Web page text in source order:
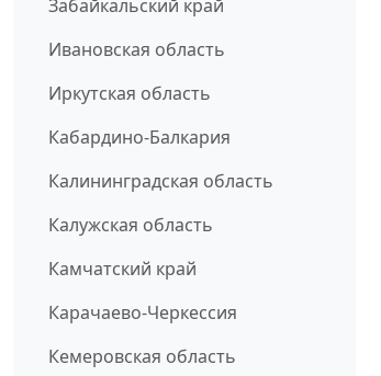
Забайкальский край
Ивановская область
Иркутская область
Кабардино-Балкария
Калининградская область
Калужская область
Камчатский край
Карачаево-Черкессия
Кемеровская область